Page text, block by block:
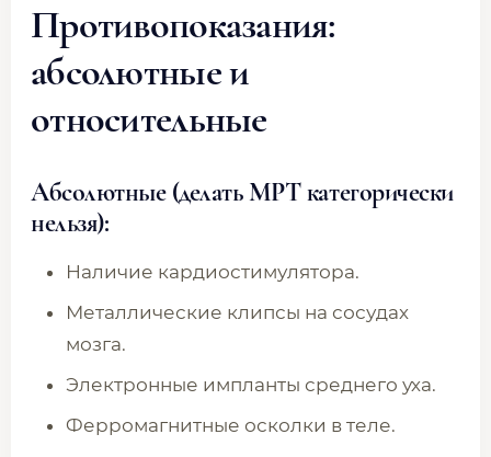
Противопоказания:
абсолютные и
относительные
Абсолютные (делать МРТ категорически
нельзя):
Наличие кардиостимулятора.
Металлические клипсы на сосудах
мозга.
Электронные импланты среднего уха.
Ферромагнитные осколки в теле.